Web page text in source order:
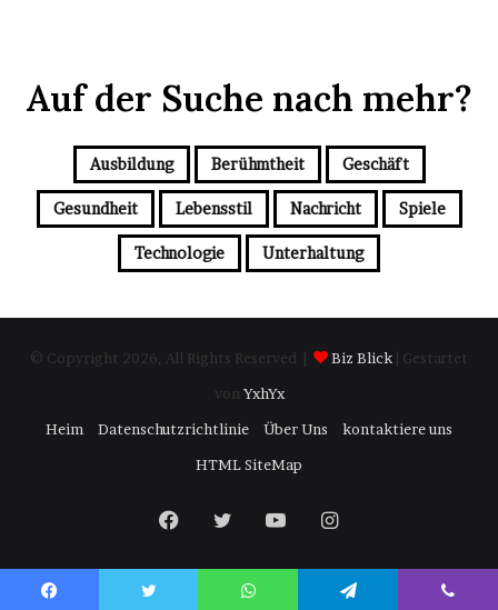
Auf der Suche nach mehr?
Ausbildung Berühmtheit Geschäft
Gesundheit Lebensstil Nachricht Spiele
Technologie Unterhaltung
© Copyright 2026, All Rights Reserved | Biz Blick | Gestartet
von YxhYx
Heim
Datenschutzrichtlinie Über Uns
kontaktiere uns
HTML SiteMap
Facebook
TwitterYouTubeInstagram